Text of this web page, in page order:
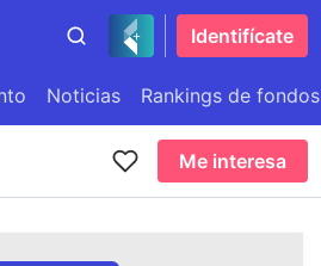
Identifícate
Noticias Rankings de fondos
Me interesa